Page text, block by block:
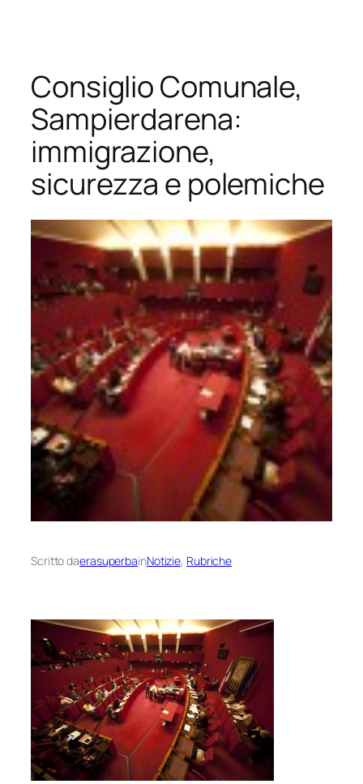
contenuto
Consiglio Comunale,
Sampierdarena:
immigrazione,
sicurezza e polemiche
Scritto daerasuperbainNotizie, Rubriche